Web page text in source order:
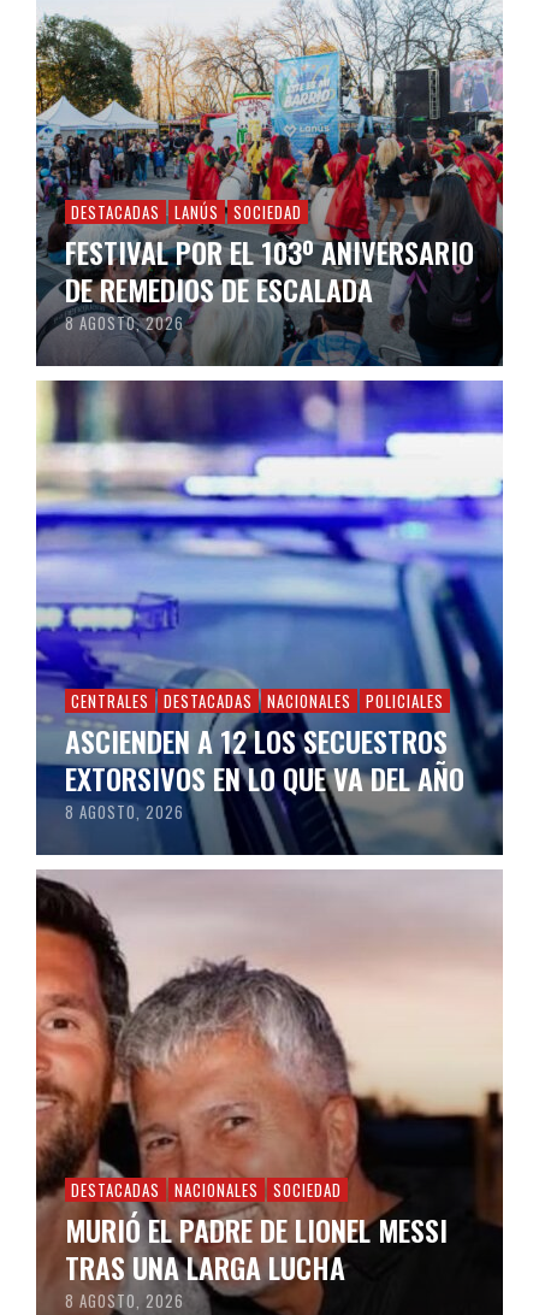
DESTACADAS LANÚS SOCIEDAD
FESTIVAL POR EL 103º ANIVERSARIO
DE REMEDIOS DE ESCALADA
8 AGOSTO, 2026
CENTRALES DESTACADAS NACIONALES POLICIALES
ASCIENDEN A 12 LOS SECUESTROS
EXTORSIVOS EN LO QUE VA DEL AÑO
8 AGOSTO, 2026
DESTACADAS NACIONALES SOCIEDAD
MURIÓ EL PADRE DE LIONEL MESSI
TRAS UNA LARGA LUCHA
8 AGOSTO, 2026